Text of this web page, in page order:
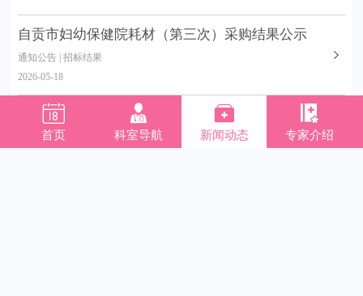
自贡市妇幼保健院耗材（第三次）采购结果公示
通知公告 | 招标结果
2026-05-18
自贡市妇幼保健院 项目结果公示
通知公告 | 招标结果

首页

科室导航

新闻动态

专家介绍